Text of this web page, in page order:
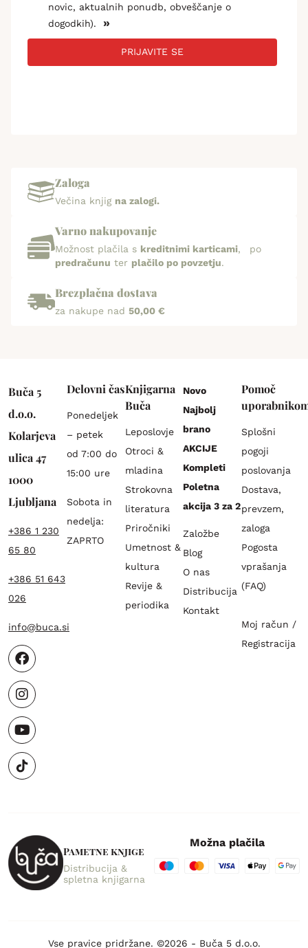
novic, aktualnih ponudb, obveščanje o
dogodkih).
»
PRIJAVITE SE
Zaloga
Večina knjig na zalogi.
Varno nakupovanje
Možnost plačila s kreditnimi karticami, po
predračunu ter plačilo po povzetju.
Brezplačna dostava
za nakupe nad 50,00 €
Buča 5
d.o.o.
Kolarjeva
ulica 47
1000
Ljubljana
+386 1 230
65 80
+386 51 643
026
info@buca.si
Delovni čas
Ponedeljek
– petek
od 7:00 do
15:00 ure
Sobota in
nedelja:
ZAPRTO
Knjigarna
Buča
Leposlovje
Otroci &
mladina
Strokovna
literatura
Priročniki
Umetnost &
kultura
Revije &
periodika
Novo
Najbolj
brano
AKCIJE
Kompleti
Poletna
akcija 3 za 2
Založbe
Blog
O nas
Distribucija
Kontakt
Pomoč
Splošni
pogoji
poslovanja
Dostava,
prevzem,
zaloga
Pogosta
vprašanja
(FAQ)
Moj račun /
Registracija
Pametne knjige
Distribucija &
spletna knjigarna
Možna plačila
Vse pravice pridržane. ©2026 - Buča 5 d.o.o.